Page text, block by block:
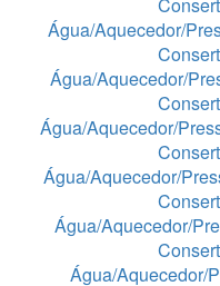
Água/Aquecedor/
Água/Aquecedor/
Água/Aquecedor/
Água/Aquecedor/
Água/Aquecedor/
Água/Aquecedor/